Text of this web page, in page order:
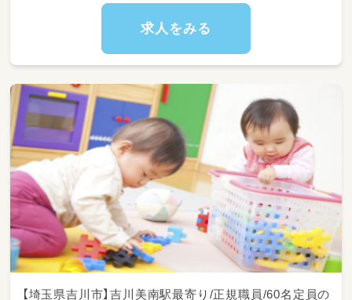
7：00～ ／登園開始
10：00～／自由遊び（体操、絵本、公園へのお出
11：30～／昼食（自社調理）
15：00～／おやつタイム
～19：00／お迎え
★年間行事
春／入園式、遠足
夏／プール、七夕
秋／運動会、ハロウィン、遠足
冬／お遊戯会、クリスマス会、節分、ひな祭り、
卒園式
求人をみる
【埼玉県吉川市】吉川美南駅最寄り/正規職員/60名定員の